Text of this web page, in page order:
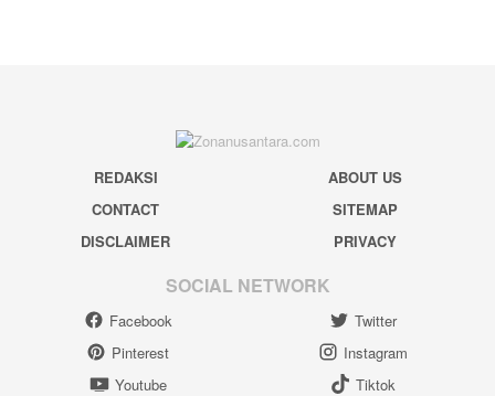
REDAKSI
ABOUT US
CONTACT
SITEMAP
DISCLAIMER
PRIVACY
SOCIAL NETWORK
Facebook
Twitter
Pinterest
Instagram
Youtube
Tiktok